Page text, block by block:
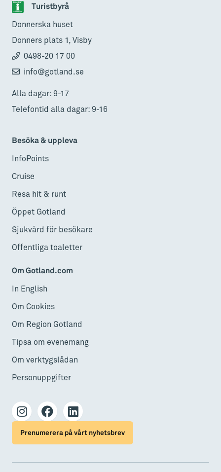
Turistbyrå
Donnerska huset
Donners plats 1, Visby
0498-20 17 00
info@gotland.se
Alla dagar: 9-17
Telefontid alla dagar: 9-16
Besöka & uppleva
InfoPoints
Cruise
Resa hit & runt
Öppet Gotland
Sjukvård för besökare
Offentliga toaletter
Om Gotland.com
In English
Om Cookies
Om Region Gotland
Tipsa om evenemang
Om verktygslådan
Personuppgifter
Prenumerera på vårt nyhetsbrev